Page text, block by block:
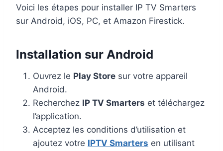
Voici les étapes pour installer IP TV Smarters
sur Android, iOS, PC, et Amazon Firestick.
Installation sur Android
Ouvrez le Play Store sur votre appareil
Android.
Recherchez IP TV Smarters et téléchargez
l’application.
Acceptez les conditions d’utilisation et
ajoutez votre IPTV Smarters en utilisant